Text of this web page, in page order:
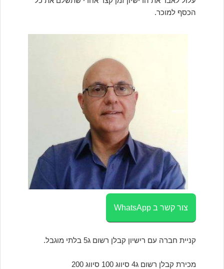
הכסף למוכר.
צור קשר ב WhatsApp
קניית חברה עם רישיון קבלן רשום ג5 בלתי מוגבל.
מכירת קבלן רשום ג4 סיווג 100 סיווג 200